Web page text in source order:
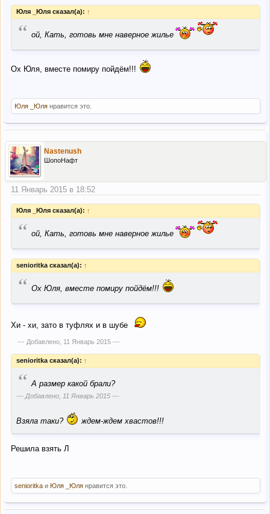
Юля _Юля сказал(а): ↑
“ ой, Кать, готовь мне наверное жилье
Ох Юля, вместе помиру пойдём!!!
Юля _Юля нравится это.
Nastenush
ШопоНафт
11 Январь 2015 в 18:52
Юля _Юля сказал(а): ↑
“ ой, Кать, готовь мне наверное жилье
senioritka сказал(а): ↑
“ Ох Юля, вместе помиру пойдём!!!
Хи - хи, зато в туфлях и в шубе
--- Добавлено, 11 Январь 2015---
senioritka сказал(а): ↑
“ А размер какой брали?
--- Добавлено, 11 Январь 2015 ---
Взяла таки? ждем-ждем хвастов!!!
Решила взять Л
senioritka и Юля _Юля нравится это.